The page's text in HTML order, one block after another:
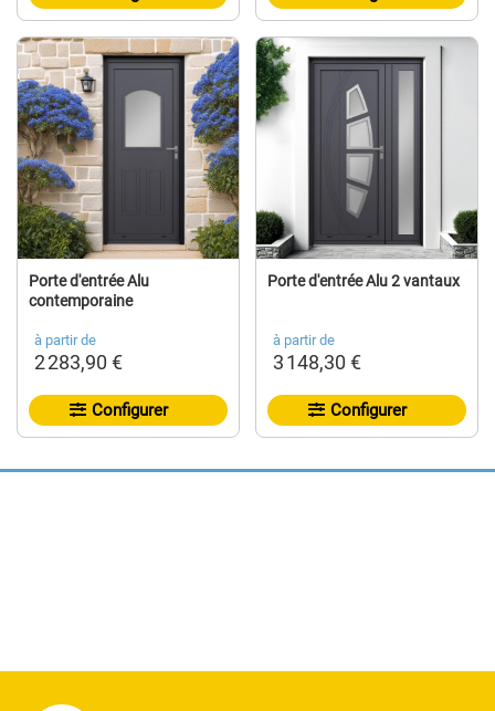
Porte d'entrée Alu
contemporaine
à partir de
2 283,90 €
Configurer
Porte d'entrée Alu 2 vantaux
à partir de
3 148,30 €
Configurer